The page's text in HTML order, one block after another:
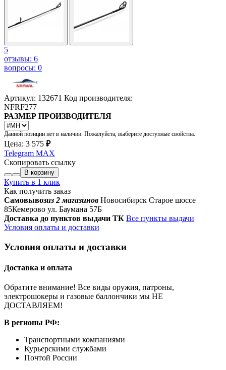
5
отзывы: 6
вопросы: 0
Артикул: 132671 Код производителя:
NFRF277
РАЗМЕР ПРОИЗВОДИТЕЛЯ
Данной позиции нет в наличии. Пожалуйста, выберите доступные свойства.
Цена: 3 575 ₽
Telegram MAX
Скопировать ссылку
В корзину
Купить в 1 клик
Как получить заказ
Самовывозиз 2 магазинов Новосибирск Старое шоссе
85Кемерово ул. Баумана 57Б
Доставка до пунктов выдачи ТК Все пункты выдачи
Условия оплаты и доставки
Условия оплаты и доставки
Доставка и оплата
Обратите внимание! Все виды оружия, патроны,
электрошокеры и газовые баллончики мы НЕ
ДОСТАВЛЯЕМ!
В регионы РФ:
Транспортными компаниями
Курьерскими службами
Почтой России